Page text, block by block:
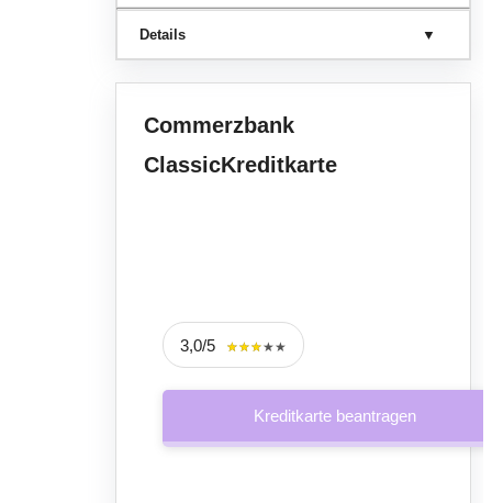
Details
Commerzbank
ClassicKreditkarte
3,0/5 ★★★★★
★★★★★
Kreditkarte beantragen